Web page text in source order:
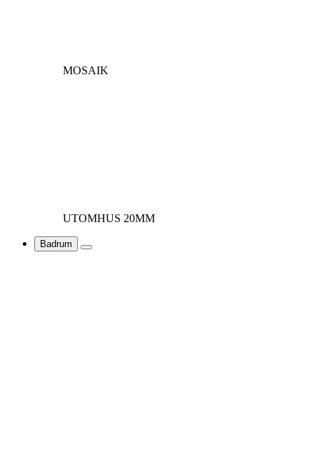
MOSAIK
UTOMHUS 20MM
Badrum